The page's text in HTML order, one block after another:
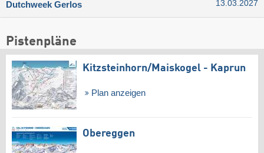
Dutchweek Gerlos 13.03.2027
Pistenpläne
Kitzsteinhorn/​Maiskogel - Kaprun
Plan anzeigen
Obereggen